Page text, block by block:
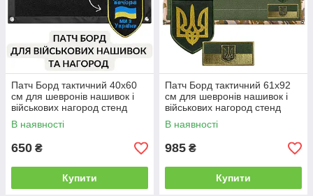
Патч Борд тактичний 40х60
см для шевронів нашивок і
військових нагород стенд
панель із липучкою
В наявності
650 ₴
Купити
Патч Борд тактичний 61х92
см для шевронів нашивок і
військових нагород стенд
панель із липучкою
В наявності
985 ₴
Купити